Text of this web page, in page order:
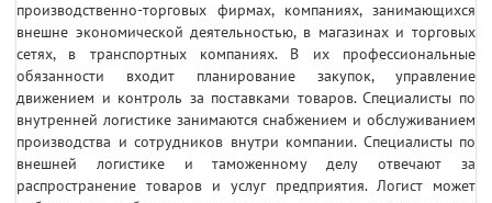
производственно-торговых фирмах, компаниях, занимающихся
внешне экономической деятельностью, в магазинах и торговых
сетях, в транспортных компаниях. В их профессиональные
обязанности входит планирование закупок, управление
движением и контроль за поставками товаров. Специалисты по
внутренней логистике занимаются снабжением и обслуживанием
производства и сотрудников внутри компании. Специалисты по
внешней логистике и таможенному делу отвечают за
распространение товаров и услуг предприятия. Логист может